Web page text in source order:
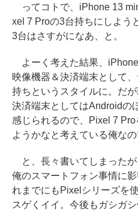
ってコトで、iPhone 13
xel 7 Proの3台持ちにしよ
3台はさすがになあ、と。
よーく考えた結果、
映像機器＆決済端末として
持ちというスタイルに。だ
決済端末としてはAndroidの
感じられるので、Pixel 7
ようかなと考えている俺なの
と、長々書いてしまった
俺のスマートフォン事情に
れまでにもPixelシリーズを
スゲくイイ。今後もガシガ